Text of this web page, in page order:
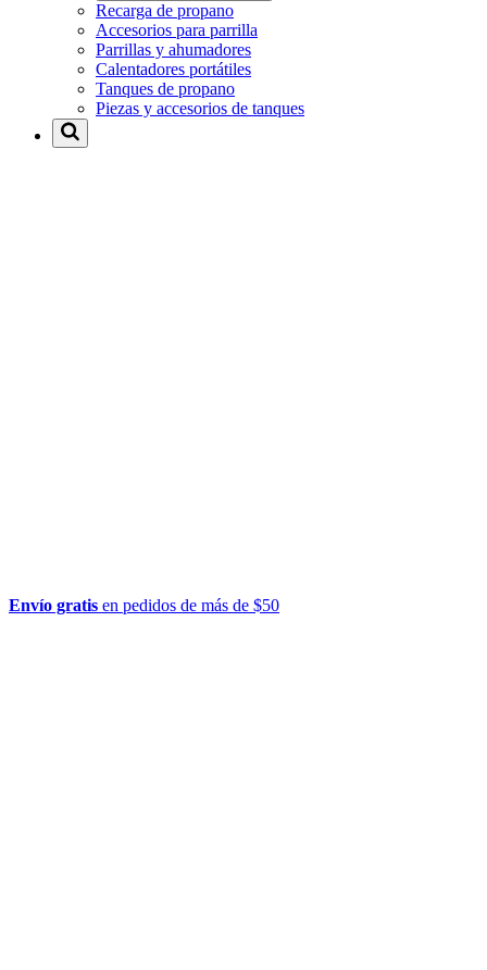
Recarga de propano
Accesorios para parrilla
Parrillas y ahumadores
Calentadores portátiles
Tanques de propano
Piezas y accesorios de tanques
Envío gratis en pedidos de más de $50